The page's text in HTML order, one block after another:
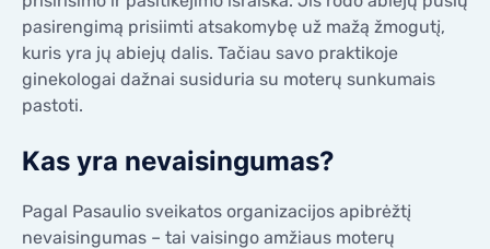
KONTAKTAI
KONTAKTAI
pasirengimą prisiimti atsakomybę už mažą žmogutį,
kuris yra jų abiejų dalis. Tačiau savo praktikoje
ginekologai dažnai susiduria su moterų sunkumais
pastoti.
Kas yra nevaisingumas?
Pagal Pasaulio sveikatos organizacijos apibrėžtį
nevaisingumas – tai vaisingo amžiaus moterų